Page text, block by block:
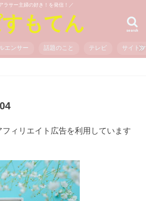
ラサー主婦の好き！を発信！／
もてん search
エンサー 話題のこと テレビ サイト
ィリエイト広告を利用しています